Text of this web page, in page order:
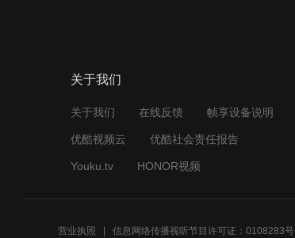
关于我们
关于我们 在线反馈 帧享设备说明
优酷视频云 优酷社会责任报告
Youku.tv HONOR视频
营业执照 信息网络传播视听节目许可证：0108283号